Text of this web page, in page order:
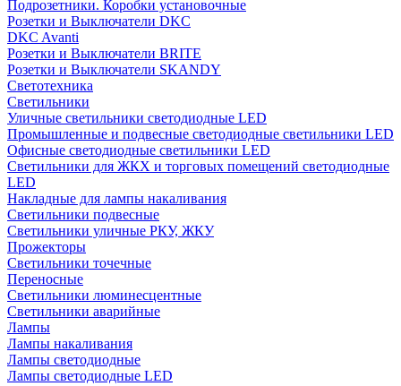
Подрозетники. Коробки установочные
Розетки и Выключатели DKC
DKC Avanti
Розетки и Выключатели BRITE
Розетки и Выключатели SKANDY
Светотехника
Светильники
Уличные светильники светодиодные LED
Промышленные и подвесные светодиодные светильники LED
Офисные светодиодные светильники LED
Светильники для ЖКХ и торговых помещений светодиодные
LED
Накладные для лампы накаливания
Светильники подвесные
Светильники уличные РКУ, ЖКУ
Прожекторы
Cветильники точечные
Переносные
Светильники люминесцентные
Светильники аварийные
Лампы
Лампы накаливания
Лампы светодиодные
Лампы светодиодные LED